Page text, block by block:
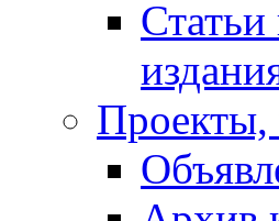
Статьи
Проекты,